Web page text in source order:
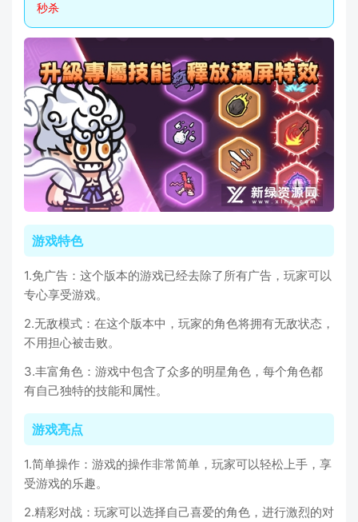
秒杀
游戏特色
1.免广告：这个版本的游戏已经去除了所有广告，玩家可以
专心享受游戏。
2.无敌模式：在这个版本中，玩家的角色将拥有无敌状态，
不用担心被击败。
3.丰富角色：游戏中包含了众多的明星角色，每个角色都
有自己独特的技能和属性。
游戏亮点
1.简单操作：游戏的操作非常简单，玩家可以轻松上手，享
受游戏的乐趣。
2.精彩对战：玩家可以选择自己喜爱的角色，进行激烈的对